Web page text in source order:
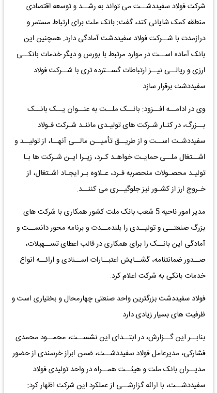
شرکت فولاد سفیددشــت می تواند به رشــد و توسعه اقتصادی
منطقه کمک شایانی کند، گفت: بانک ملت برای ارتباط مستمر و
درازمدت با شــرکت فولاد سفیددشت آمادگی دارد. همچنین این
بانک آماده اســت در موارد مرتبط با بورس و دیگر خدمات بانکــی
ارزی و ریالــی نیــز ارتباطات گســترده تری با شــرکت فولاد
سفیددشت برقرار سازد
وی در ادامــه افــزود: بانــک ملــت به عنــوان یــک بانــک
بــزرگ، در کنـار شـرکت های تولیـدی ماننـد شـرکت فـولاد
سفیددشـت اســت و از طریــق تأمیــن مالــی آنهــا، از تولیــد و
اشــتغال ملــی حمایـت خواهـد کـرد، زیـرا ایـن شـرکت ها بـا
تولیـد محصـولات منحصربه فـرد، عـلاوه بـر ایجـاد اشـتغال، از
خـروج ارز از کشـور نیز جلوگیــری می کننــد.
مدیر امور ناحیه 5 شعب بانک ملت کشور همکاری با شرکت های
بزرگ صنعتــی و تولیــدی را بلندمــدت و برنامه محور دانســت و
آمادگی این بانــک را برای همکاری در قالب اعطای تســهیلات،
صــدور ضمانتنامه، گشــایش اعتبــارات اســنادی و ارائــه انواع
خدمات بانکی به شرکت اعلام کرد.
فولاد سفیددشت بزرگترین واحد صنعتی چهارمحال و بختیاری است و
ظرفیت های بسیار زیادی دارد
بنابــر این گــزارش، در ابتــدای این نشســت، محمــود محمدی
فشارکی، مدیرعامل فولاد سفیددشــت، ضمن ابراز خرسندی از حضور
مدیــران بانک ملت و هیئــت همــراه در واحد تولیدی فولاد
سفیددشــت، با ارائه گزارشــی از عملکرد این شرکت اظهار کرد: